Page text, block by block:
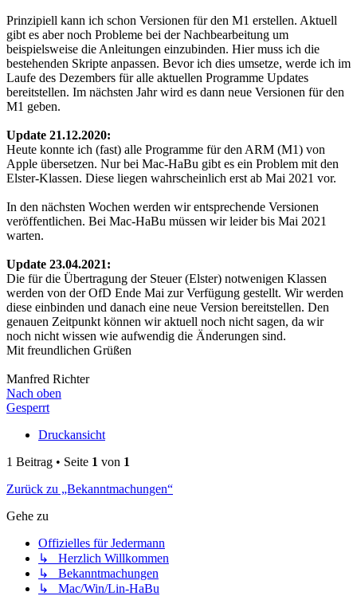
Prinzipiell kann ich schon Versionen für den M1 erstellen. Aktuell
gibt es aber noch Probleme bei der Nachbearbeitung um
beispielsweise die Anleitungen einzubinden. Hier muss ich die
bestehenden Skripte anpassen. Bevor ich dies umsetze, werde ich im
Laufe des Dezembers für alle aktuellen Programme Updates
bereitstellen. Im nächsten Jahr wird es dann neue Versionen für den
M1 geben.
Update 21.12.2020:
Heute konnte ich (fast) alle Programme für den ARM (M1) von
Apple übersetzen. Nur bei Mac-HaBu gibt es ein Problem mit den
Elster-Klassen. Diese liegen wahrscheinlich erst ab Mai 2021 vor.
In den nächsten Wochen werden wir entsprechende Versionen
veröffentlichen. Bei Mac-HaBu müssen wir leider bis Mai 2021
warten.
Update 23.04.2021:
Die für die Übertragung der Steuer (Elster) notwenigen Klassen
werden von der OfD Ende Mai zur Verfügung gestellt. Wir werden
diese einbinden und danach eine neue Version bereitstellen. Den
genauen Zeitpunkt können wir aktuell noch nicht sagen, da wir
noch nicht wissen wie aufwendig die Änderungen sind.
Mit freundlichen Grüßen
Manfred Richter
Nach oben
Gesperrt
Druckansicht
1 Beitrag • Seite 1 von 1
Zurück zu „Bekanntmachungen“
Gehe zu
Offizielles für Jedermann
↳ Herzlich Willkommen
↳ Bekanntmachungen
↳ Mac/Win/Lin-HaBu